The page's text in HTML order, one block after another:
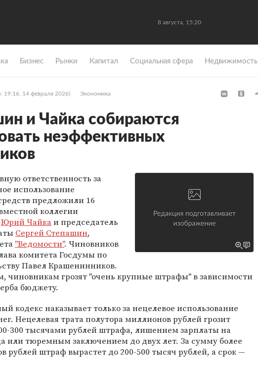
8 августа, 15:20
Бизнес Рынки Капитал Социальная сфера Недвижимость
19:16, 14 февраля 2026) Экономика
и Чайка собираются
неэффективных
ответственность за
использование
предложили 16
коллегии
Юрий Чайкаи председатель
Сергей Степашин,
"Ведомости". Чиновников
комитета Госдумы по
Павел Крашенинников.
чиновникам грозят "очень крупные штрафы" в зависимости
бюджету.
кодекс наказывает только за нецелевое использование
Нецелевая трата полутора миллионов рублей грозит
300 тысячами рублей штрафа, лишением зарплаты на
или тюремным заключением до двух лет. За сумму более
рублей штраф вырастет до 200-500 тысяч рублей, а срок —